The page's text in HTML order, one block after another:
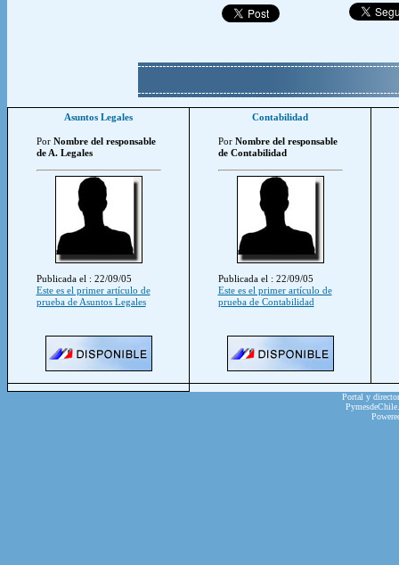
Asuntos Legales
Por Nombre del responsable
de A. Legales
Publicada el : 22/09/05
Este es el primer artículo de
prueba de Asuntos Legales
Contabilidad
Por Nombre del responsable
de Contabilidad
Publicada el : 22/09/05
Este es el primer artículo de
prueba de Contabilidad
Portal y